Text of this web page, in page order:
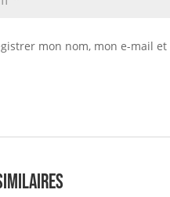
mon nom, mon e-mail